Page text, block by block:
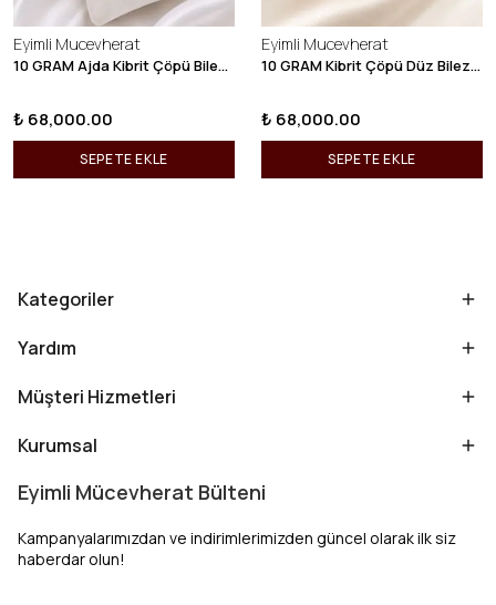
Eyimli Mucevherat
10 GRAM Ajda Kibrit Çöpü Bilezik 22 Ayar 22BLZ003
₺ 68,000.00
SEPETE EKLE
Eyimli Mucevherat
10 GRAM Kibrit Çöpü Düz Bilezik 22 Ayar 22BLZ001
₺ 68,000.00
SEPETE EKLE
Kategoriler
Yardım
Müşteri Hizmetleri
Kurumsal
Eyimli Mücevherat Bülteni
Kampanyalarımızdan ve indirimlerimizden güncel olarak ilk siz
haberdar olun!